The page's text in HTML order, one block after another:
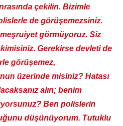
çekilin. Bizimle
de görüşemezsiniz.
görmüyoruz. Siz
Gerekirse devleti de
görüşemez,
üzerinde misiniz? Hatası
alın; benim
Ben polislerin
düşünüyorum. Tutuklu